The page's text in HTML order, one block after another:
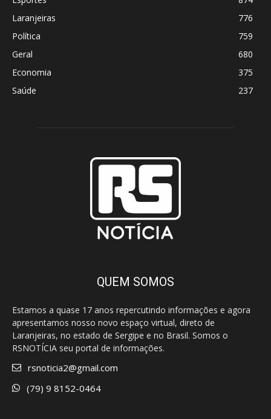
Laranjeiras
776
Política
759
Geral
680
Economia
375
Saúde
237
QUEM SOMOS
Estamos a quase 17 anos repercutindo informações e agora
apresentamos nosso novo espaço virtual, direto de
Laranjeiras, no estado de Sergipe e no Brasil. Somos o
RSNOTÍCIA seu portal de informações.
rsnoticia2@gmail.com
(79) 9 8152-0464